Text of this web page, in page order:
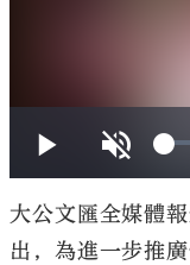
大公文匯全媒體
出，為進一步推